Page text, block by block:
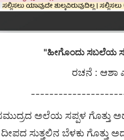
"ಹೀಗೊಂದು ಸಬಲೆಯ
ರಚನೆ : ಆಶಾ
ಅಲೆಯ ಸಪ್ಪಳ ಗೊತ್ತು
ದೀಪದ ಸುತ್ತಲಿನ ಬೆಳಕು ಗೊತ್ತು